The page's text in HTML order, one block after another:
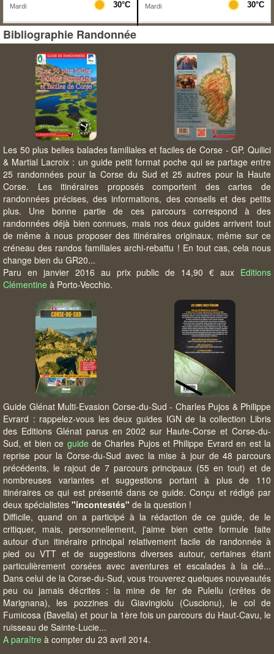
Bibliographie Randonnée
Les 50 plus belles balades familiales et faciles de Corse - GP. Quilici
& Martial Lacroix : un guide petit format poche qui se partage entre
25 randonnées pour la Corse du Sud et 25 autres pour la Haute
Corse. Les itinéraires proposés comportent des cartes de
randonnées précises, des informations, des conseils et des petits
plus. Une bonne partie de ces parcours correspond à des
randonnées déjà bien connues, mais nos deux guides arrivent tout
de même à nous proposer des itinéraires originaux, même sur ce
créneau des randos familiales archi-rebattu ! En tout cas, cela nous
change bien du GR20...
Paru en janvier 2016 au prix public de 14,90 € aux Editions
Clémentine à Porto-Vecchio.
Guide Glénat Multi-Evasion Corse-du-Sud - Charles Pujos & Philippe
Evrard : rappelez-vous les deux guides IGN de la collection Libris
des Editions Glénat parus en 2002 sur Haute-Corse et Corse-du-
Sud, et bien ce guidede Charles Pujos et Philippe Evrard en est la
reprise pour la Corse-du-Sud avec la mise à jour de 48 parcours
précédents, le rajout de 7 parcours principaux (55 en tout) et de
nombreuses variantes et suggestions portant à plus de 110
itinéraires ce qui est présenté dans ce guide. Conçu et rédigé par
deux spécialistes "incontestés" de la question !
Difficile, quand on a participé à la rédaction de ce guide, de le
critiquer, mais, personnellement, j'aime bien cette formule faite
autour d'un itinéraire principal relativement facile de randonnée à
pied ou VTT et de suggestions diverses autour, certaines étant
particulièrement corsées avec aventures et escalades à la clé...
Dans celui de la Corse-du-Sud, vous trouverez quelques nouveautés
peu ou jamais décrites : la mine de fer de Pulellu (crêtes de
Marignana), les pozzines du Giavingiolu (Cuscionu), le col de
Fumicosa (Bavella) et pour la 1ère fois un parcours du Haut-Cavu, le
ruisseau de Sainte-Lucie...
A paraître à compter du 23 avril 2014.